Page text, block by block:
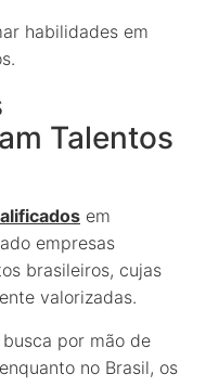
habilidades em
Talentos
em
empresas
brasileiros, cujas
valorizadas.
por mão de
no Brasil, os